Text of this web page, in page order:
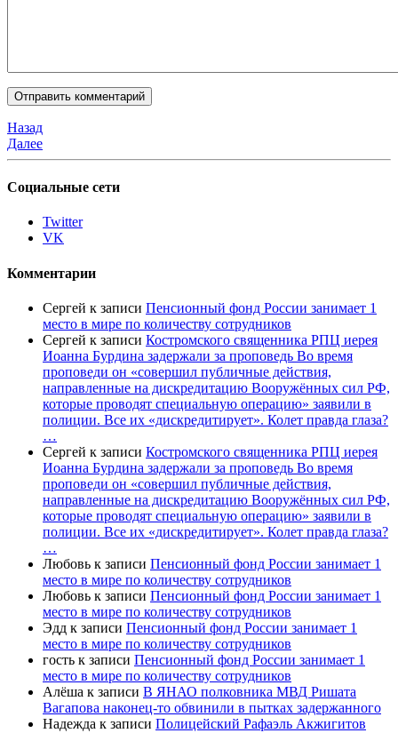
Назад
Далее
Социальные сети
Twitter
VK
Комментарии
Сергей к записи Пенсионный фонд России занимает 1
место в мире по количеству сотрудников
Сергей к записи Костромского священника РПЦ иерея
Иоанна Бурдина задержали за проповедь Во время
проповеди он «совершил публичные действия,
направленные на дискредитацию Вооружённых сил РФ,
которые проводят специальную операцию» заявили в
полиции. Все их «дискредитирует». Колет правда глаза?
…
Сергей к записи Костромского священника РПЦ иерея
Иоанна Бурдина задержали за проповедь Во время
проповеди он «совершил публичные действия,
направленные на дискредитацию Вооружённых сил РФ,
которые проводят специальную операцию» заявили в
полиции. Все их «дискредитирует». Колет правда глаза?
…
Любовь к записи Пенсионный фонд России занимает 1
место в мире по количеству сотрудников
Любовь к записи Пенсионный фонд России занимает 1
место в мире по количеству сотрудников
Эдд к записи Пенсионный фонд России занимает 1
место в мире по количеству сотрудников
гость к записи Пенсионный фонд России занимает 1
место в мире по количеству сотрудников
Алёша к записи В ЯНАО полковника МВД Ришата
Вагапова наконец-то обвинили в пытках задержанного
Надежда к записи Полицейский Рафаэль Акжигитов